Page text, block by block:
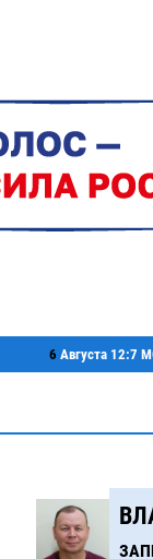
6 Августа 12:7